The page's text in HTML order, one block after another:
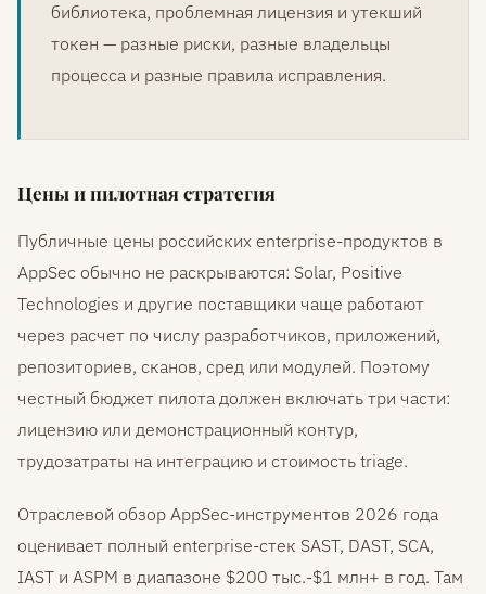
библиотека, проблемная лицензия и утекший
токен — разные риски, разные владельцы
процесса и разные правила исправления.
Цены и пилотная стратегия
Публичные цены российских enterprise-продуктов в
AppSec обычно не раскрываются: Solar, Positive
Technologies и другие поставщики чаще работают
через расчет по числу разработчиков, приложений,
репозиториев, сканов, сред или модулей. Поэтому
честный бюджет пилота должен включать три части:
лицензию или демонстрационный контур,
трудозатраты на интеграцию и стоимость triage.
Отраслевой обзор AppSec-инструментов 2026 года
оценивает полный enterprise-стек SAST, DAST, SCA,
IAST и ASPM в диапазоне $200 тыс.-$1 млн+ в год. Там